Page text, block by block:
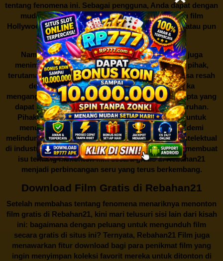
tentang fenomena ini. Sebagai pengguna, Anda dapat dengan
mudah mencari film yang ingin ditonton, baik itu film
Hollywood terbaru, drama Korea yang sedang hits, atau pun
produksi film lokal dengan kualitas terbaik.
Namun, seperti halnya cerita manis,Rebahan21juga
menimbulkan kontroversi di industri film. Banyak pihak,
terutama produsen film dan pemilik hak cipta, merasa resah
dengan maraknya situs-situs seperti ini. Mereka
menganggapnya sebagai bentuk pelanggaran hak cipta yang
dapat merugikan industri perfilman secara keseluruhan.
Pihak berwenang pun turut terlibat dalam upaya untuk
menutup situs-situs ilegal semacam Rebahan21 demi
melindungi keberlangsungan bisnis dan kekayaan intelektual
di industri hiburan. Konflik kepentingan inilah yang membuat
isu tentang menonton film secara gratis diRebahan21
menjadi perbincangan seru yang terus berkembang.
Download Film Gratis di Rebahan21
Setelah membahas tentang fenomena menariknya menonton
film gratis di Rebahan21, kini mari telusuri sisi lain dari kisah
ini: bagaimana dengan peluang untuk mengunduh film
secara gratis di situs ini? Ternyata, Rebahan21 Film juga
menawarkan fitur download bagi para penikmat film yang
ingin menyimpan koleksi favorit mereka untuk ditonton di